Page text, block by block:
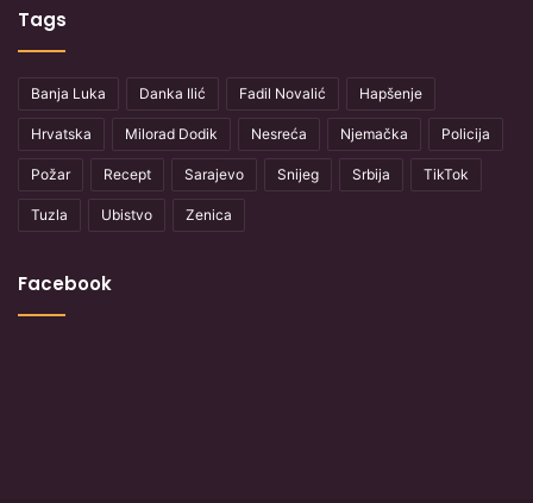
Tags
Banja Luka Danka Ilić Fadil Novalić Hapšenje
Hrvatska Milorad Dodik Nesreća Njemačka Policija
Požar Recept Sarajevo Snijeg Srbija TikTok
Tuzla Ubistvo Zenica
Facebook